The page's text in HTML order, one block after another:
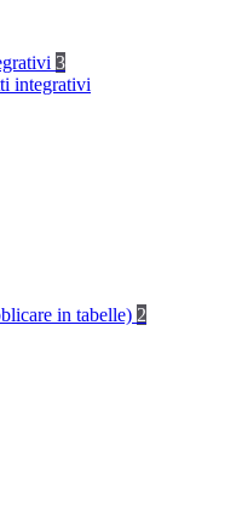
3
integrativi
in tabelle) 2